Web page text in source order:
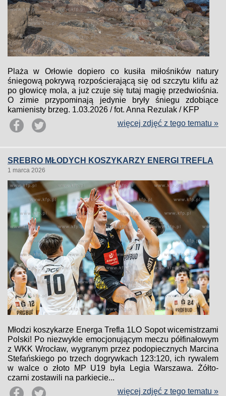
Plaża w Orłowie dopiero co kusiła miłośników natury
śniegową pokrywą rozpościerającą się od szczytu klifu aż
po głowicę mola, a już czuje się tutaj magię przedwiośnia.
O zimie przypominają jedynie bryły śniegu zdobiące
kamienisty brzeg. 1.03.2026 / fot. Anna Rezulak / KFP
więcej zdjęć z tego tematu »
SREBRO MŁODYCH KOSZYKARZY ENERGI TREFLA
1 marca 2026
Młodzi koszykarze Energa Trefla 1LO Sopot wicemistrzami
Polski! Po niezwykle emocjonującym meczu półfinałowym
z WKK Wrocław, wygranym przez podopiecznych Marcina
Stefańskiego po trzech dogrywkach 123:120, ich rywalem
w walce o złoto MP U19 była Legia Warszawa. Żółto-
czarni zostawili na parkiecie...
więcej zdjęć z tego tematu »